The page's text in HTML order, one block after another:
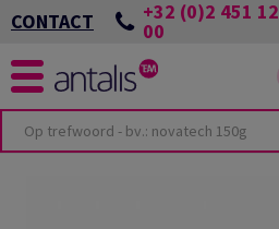
CONTACT +32 (0)2 451 12
00